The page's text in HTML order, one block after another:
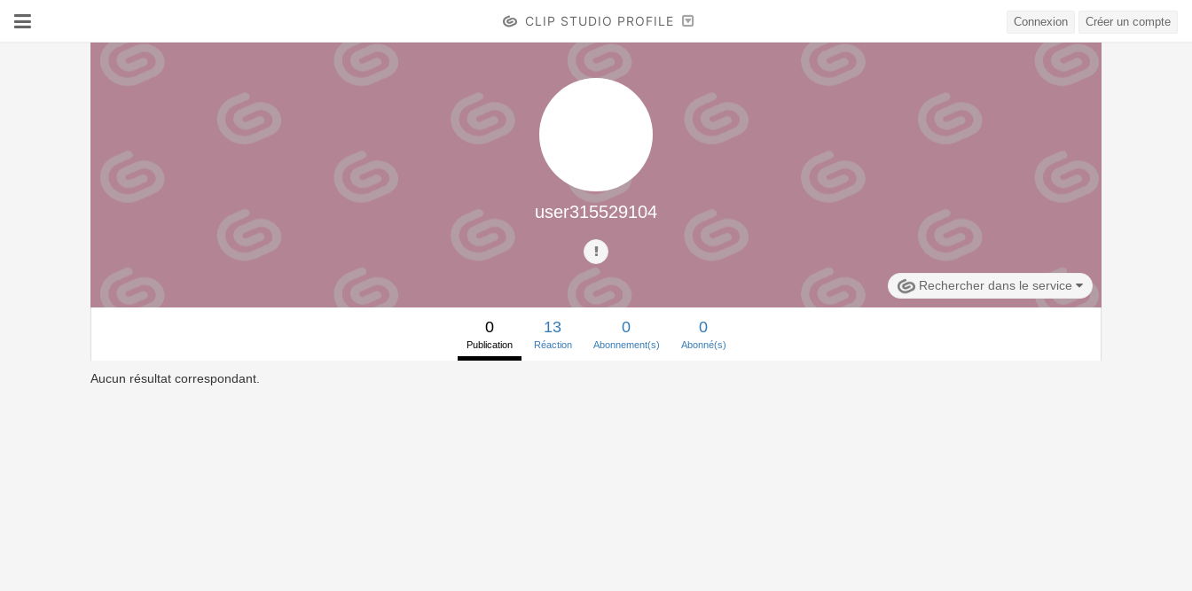
CLIP STUDIO PROFILE Connexion Créer un compte
user315529104
Rechercher dans le service
0
Publication
13
Réaction
0
Abonnement(s)
0
Abonné(s)
Aucun résultat correspondant.